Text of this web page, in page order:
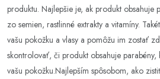
produktu. Najlepšie je, ak produkt obsahuje
zo semien, rastlinné extrakty a vitamíny.
vašu pokožku a vlasy a pomôžu im zostať
skontrolovať, či produkt obsahuje
vašu pokožku.Najlepším spôsobom, ako